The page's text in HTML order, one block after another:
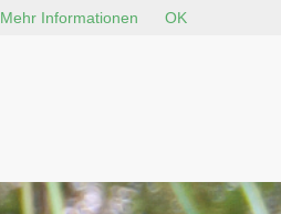
Mehr Informationen OK